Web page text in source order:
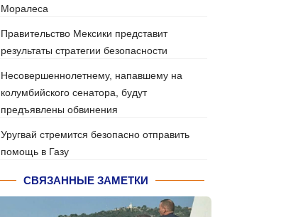
Моралеса
Правительство Мексики представит
результаты стратегии безопасности
Несовершеннолетнему, напавшему на
колумбийского сенатора, будут
предъявлены обвинения
Уругвай стремится безопасно отправить
помощь в Газу
СВЯЗАННЫЕ ЗАМЕТКИ